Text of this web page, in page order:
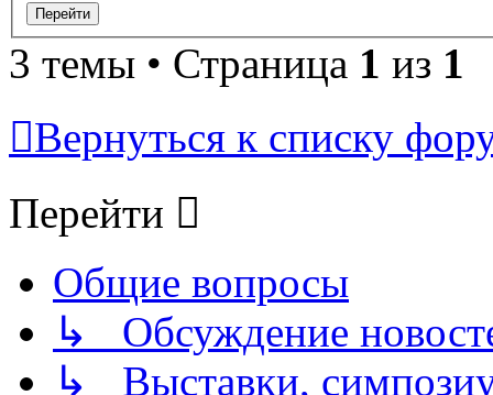
3 темы • Страница 1 из 1
Вернуться к списку
Перейти
Общие вопросы
↳ Обсуждение
↳ Выставки,